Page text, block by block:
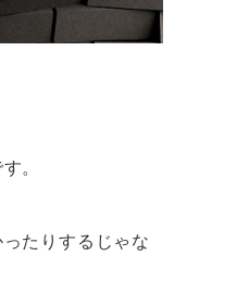
。
たりするじゃな